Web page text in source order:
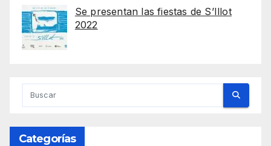
Se presentan las fiestas de S’Illot
2022
Categorías